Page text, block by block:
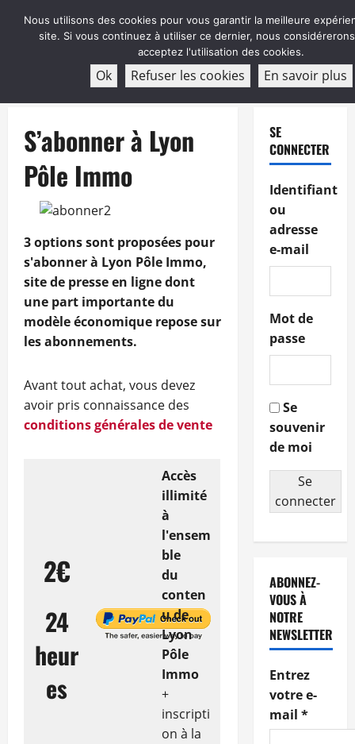
ABONNEMENT
S’abonner à Lyon
Pôle Immo
3 options sont proposées pour
s'abonner à Lyon Pôle Immo,
site de presse en ligne dont
une part importante du
modèle économique repose sur
les abonnements.
Avant tout achat, vous devez
avoir pris connaissance des
conditions générales de vente
2€
24
heur
es
Accès
illimité
à
l'ensem
ble
du
conten
u de
Lyon
Pôle
Immo
+
inscripti
on à la
SE
CONNECTER
Identifiant
ou
adresse
e-mail
Mot de
passe
Se
souvenir
de moi
Se
connecter
ABONNEZ-
VOUS À
NOTRE
NEWSLETTER
Entrez
votre e-
mail *
Nous utilisons des cookies pour vous garantir la meilleure
site. Si vous continuez à utiliser ce dernier, nous
acceptez l'utilisation des cookies.
Ok Refuser les cookies En savoir plus